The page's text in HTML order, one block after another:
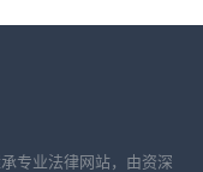
专业法律网站，由资深